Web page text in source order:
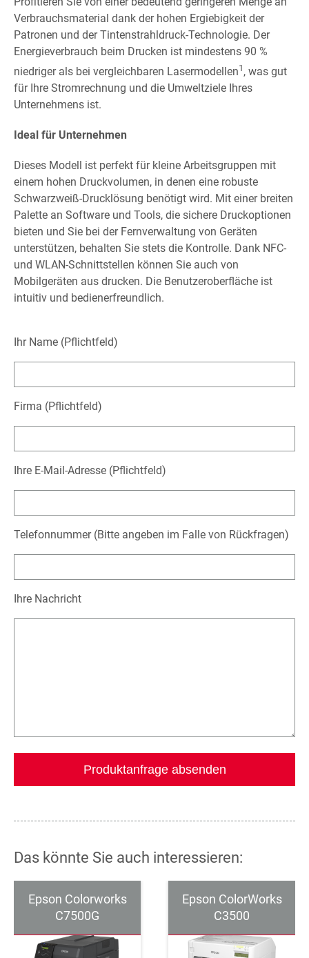
Verbrauchsmaterial dank der hohen Ergiebigkeit der
Patronen und der Tintenstrahldruck-Technologie. Der
Energieverbrauch beim Drucken ist mindestens 90 %
niedriger als bei vergleichbaren Lasermodellen1 , was gut
für Ihre Stromrechnung und die Umweltziele Ihres
Unternehmens ist.
Ideal für Unternehmen
Dieses Modell ist perfekt für kleine Arbeitsgruppen mit
einem hohen Druckvolumen, in denen eine robuste
Schwarzweiß-Drucklösung benötigt wird. Mit einer breiten
Palette an Software und Tools, die sichere Druckoptionen
bieten und Sie bei der Fernverwaltung von Geräten
unterstützen, behalten Sie stets die Kontrolle. Dank NFC-
und WLAN-Schnittstellen können Sie auch von
Mobilgeräten aus drucken. Die Benutzeroberfläche ist
intuitiv und bedienerfreundlich.
Ihr Name (Pflichtfeld)
Firma (Pflichtfeld)
Ihre E-Mail-Adresse (Pflichtfeld)
Telefonnummer (Bitte angeben im Falle von Rückfragen)
Ihre Nachricht
Das könnte Sie auch interessieren:
Epson Colorworks
C7500G
Epson ColorWorks
C3500